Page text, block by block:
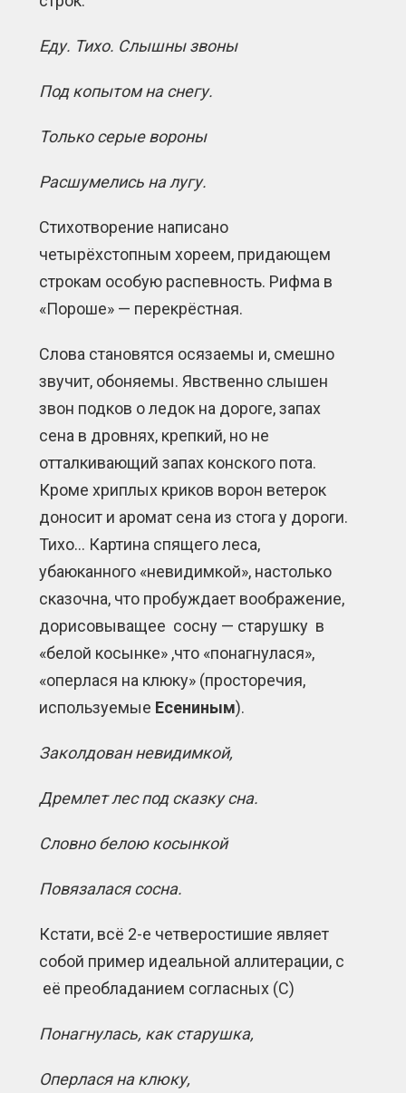
Еду. Тихо. Слышны звоны
Под копытом на снегу.
Только серые вороны
Расшумелись на лугу.
Стихотворение написано
четырёхстопным хореем, придающем
строкам особую распевность. Рифма в
«Пороше» — перекрёстная.
Слова становятся осязаемы и, смешно
звучит, обоняемы. Явственно слышен
звон подков о ледок на дороге, запах
сена в дровнях, крепкий, но не
отталкивающий запах конского пота.
Кроме хриплых криков ворон ветерок
доносит и аромат сена из стога у дороги.
Тихо… Картина спящего леса,
убаюканного «невидимкой», настолько
сказочна, что пробуждает воображение,
дорисовыващее сосну — старушку в
«белой косынке» ,что «понагнулася»,
«оперлася на клюку» (просторечия,
используемые Есениным).
Заколдован невидимкой,
Дремлет лес под сказку сна.
Словно белою косынкой
Повязалася сосна.
Кстати, всё 2-е четверостишие являет
собой пример идеальной аллитерации, с
её преобладанием согласных (С)
Понагнулась, как старушка,
Оперлася на клюку,